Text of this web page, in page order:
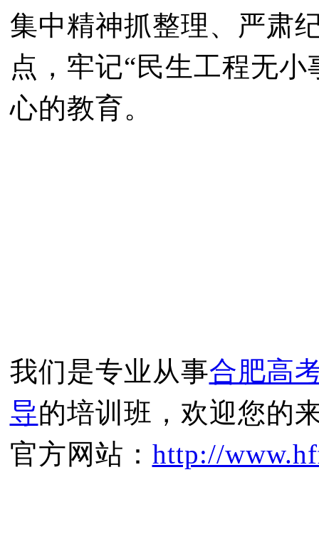
集中精神抓整理、严肃
点，牢记“民生工程无
心的教育。
我们是专业从事合肥高
导的培训班，欢迎您的
官方网站： http://